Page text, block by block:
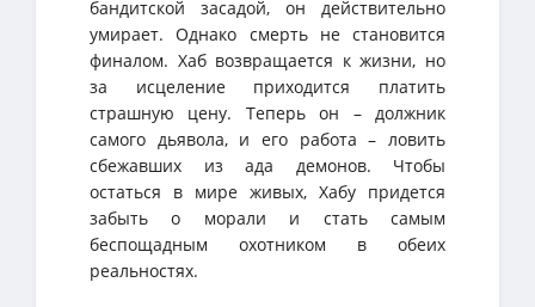
бандитской засадой, он действительно
умирает. Однако смерть не становится
финалом. Хаб возвращается к жизни, но
за исцеление приходится платить
страшную цену. Теперь он – должник
самого дьявола, и его работа – ловить
сбежавших из ада демонов. Чтобы
остаться в мире живых, Хабу придется
забыть о морали и стать самым
беспощадным охотником в обеих
реальностях.